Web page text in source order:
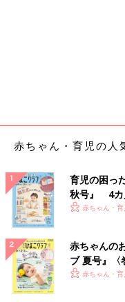
赤ちゃん・育児の人
育児の困っ
秋号』 4カ
いっぱい！
赤ちゃん・
赤ちゃんの
ブ 夏号』〈
く！ おっぱ
赤ちゃん・